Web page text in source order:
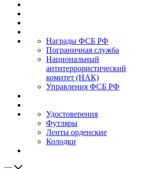
Награды ФСБ РФ
Пограничная служба
Национальный
антитеррористический
комитет (НАК)
Управления ФСБ РФ
Удостоверения
Футляры
Ленты орденские
Колодки